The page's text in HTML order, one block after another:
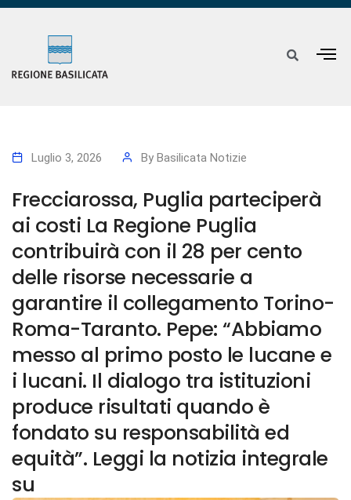
Luglio 3, 2026 By Basilicata Notizie
Frecciarossa, Puglia parteciperà
ai costi La Regione Puglia
contribuirà con il 28 per cento
delle risorse necessarie a
garantire il collegamento Torino-
Roma-Taranto. Pepe: “Abbiamo
messo al primo posto le lucane e
i lucani. Il dialogo tra istituzioni
produce risultati quando è
fondato su responsabilità ed
equità”. Leggi la notizia integrale
su